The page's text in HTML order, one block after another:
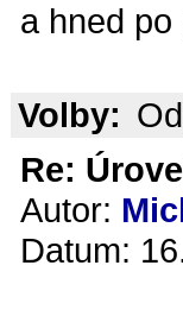
a hned
Volby:
Re:
Autor:
Datum: